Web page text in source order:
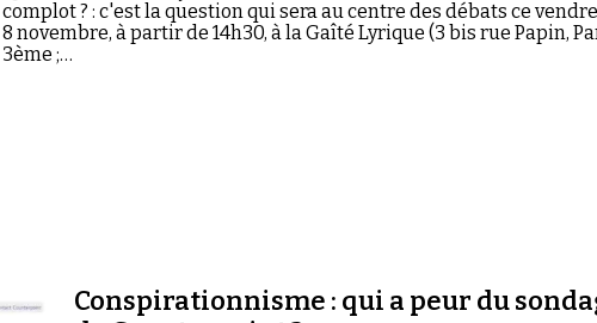
complot ? : c'est la question qui sera au centre des débats ce
8 novembre, à partir de 14h30, à la Gaîté Lyrique (3 bis rue Papin,
3ème ;…
Conspirationnisme : qui a peur du